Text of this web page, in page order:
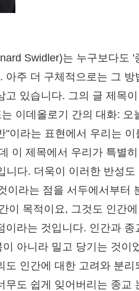
Swidler)는 누구보다도 '
아주 더 구체적으로는 그 방
고 있습니다. 그의 글 제목
이데올로기 간의 대화: 오
"이라는 표현에서 우리는 이
이 제목에서 우리가 특별
니다. 더욱이 이러한 반성도
이라는 점을 서두에서부터
이 목적이요, 그것도 인간
이라는 것입니다. 인간과 종
아니라 밀고 당기는 것이
도 인간에 대한 고려와 분리
무도 쉽게 잊어버리는 종교